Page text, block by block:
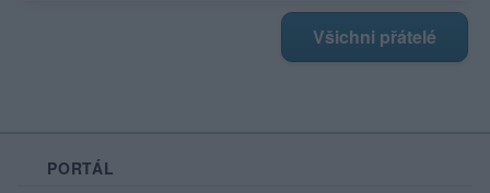
Všichni přátelé
PORTÁL